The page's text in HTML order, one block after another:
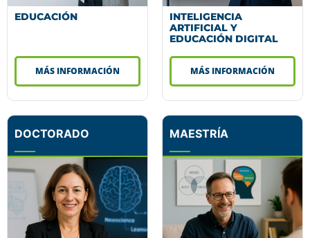
EDUCACIÓN
MÁS INFORMACIÓN
INTELIGENCIA
ARTIFICIAL Y
EDUCACIÓN DIGITAL
MÁS INFORMACIÓN
DOCTORADO MAESTRÍA